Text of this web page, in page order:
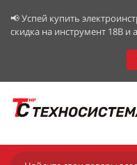
📢 Успей купить
скидка на инструмент 18В и